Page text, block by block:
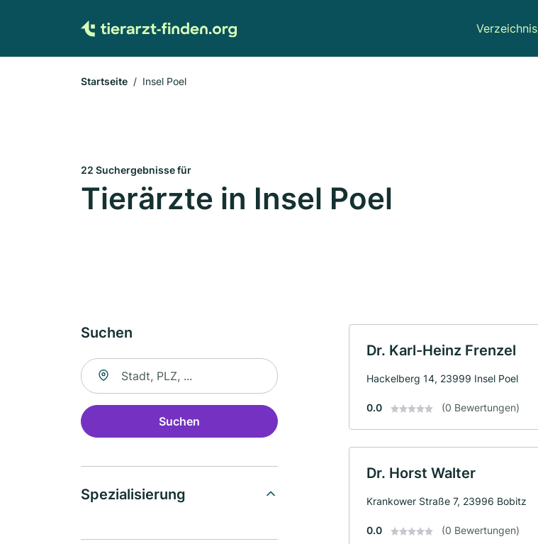
Verzeichnis
Startseite Insel Poel
22 Suchergebnisse für
Tierärzte in Insel Poel
Suchen
Suche nach Ort
Suchen
Spezialisierung
Dr. Karl-Heinz Frenzel
Hackelberg 14, 23999 Insel Poel
0.0 (0 Bewertungen)
Dr. Horst Walter
Krankower Straße 7, 23996 Bobitz
0.0 (0 Bewertungen)